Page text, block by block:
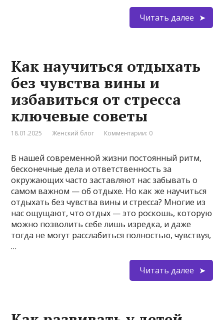
Читать далее
Как научиться отдыхать
без чувства вины и
избавиться от стресса
ключевые советы
18.01.2025 Женский блог Комментарии: 0
В нашей современной жизни постоянный ритм,
бесконечные дела и ответственность за
окружающих часто заставляют нас забывать о
самом важном — об отдыхе. Но как же научиться
отдыхать без чувства вины и стресса? Многие из
нас ощущают, что отдых — это роскошь, которую
можно позволить себе лишь изредка, и даже
тогда не могут расслабиться полностью, чувствуя,
…
Читать далее